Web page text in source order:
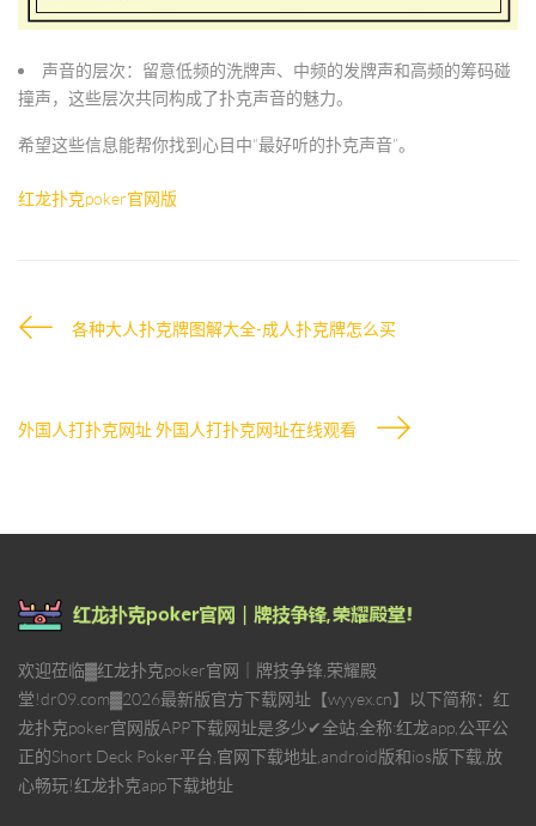
声音的层次：留意低频的洗牌声、中频的发牌声和高频的筹码碰
撞声，这些层次共同构成了扑克声音的魅力。
希望这些信息能帮你找到心目中“最好听的扑克声音”。
红龙扑克poker官网版
各种大人扑克牌图解大全-成人扑克牌怎么买
外国人打扑克网址 外国人打扑克网址在线观看
欢迎莅临▓红龙扑克poker官网｜牌技争锋,荣耀殿
堂!dr09.com▓2026最新版官方下载网址【wyyex.cn】以下简称：红
龙扑克poker官网版APP下载网址是多少✔全站,全称:红龙app,公平公
正的Short Deck Poker平台,官网下载地址,android版和ios版下载,放
心畅玩!红龙扑克app下载地址